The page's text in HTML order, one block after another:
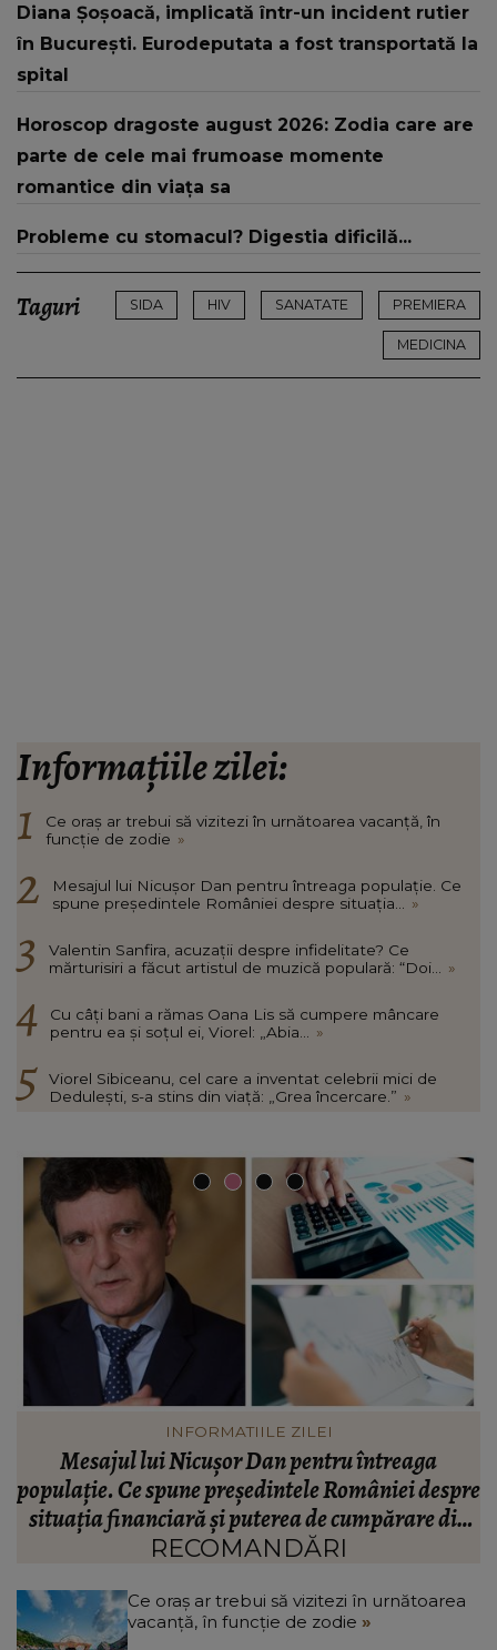
ce urma să se întâmple: "Cât am..."
Diana Șoșoacă, implicată într-un incident rutier
în București. Eurodeputata a fost transportată la
spital
Horoscop dragoste august 2026: Zodia care are
parte de cele mai frumoase momente
romantice din viața sa
Probleme cu stomacul? Digestia dificilă...
Taguri SIDA HIV SANATATE PREMIERA
MEDICINA
Informațiile zilei:
Ce oraș ar trebui să vizitezi în urnătoarea vacanță, în
funcție de zodie »
Mesajul lui Nicușor Dan pentru întreaga populație. Ce
spune președintele României despre situația...
»
Valentin Sanfira, acuzații despre infidelitate? Ce
mărturisiri a făcut artistul de muzică populară: “Doi...
»
Cu câți bani a rămas Oana Lis să cumpere mâncare
pentru ea și soțul ei, Viorel: „Abia...
»
Viorel Sibiceanu, cel care a inventat celebrii mici de
Dedulești, s-a stins din viață: „Grea încercare.” »
VEDETE
Valentin Sanfira, acuzații despre infidelitate? Ce
mărturisiri a făcut artistul de muzică populară:
“Doi ochi ce m-au înșelat.”
RECOMANDĂRI
Ce oraș ar trebui să vizitezi în urnătoarea
vacanță, în funcție de zodie